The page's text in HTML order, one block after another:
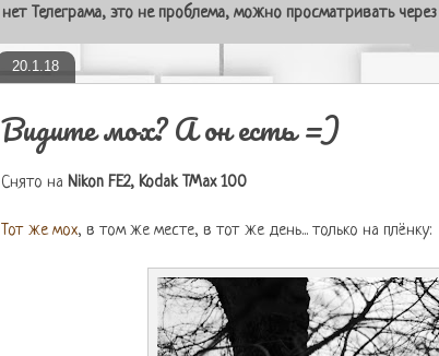
нет Телеграма, это не проблема, можно просматривать через
20.1.18
Видите мох? А он есть =)
Снято на Nikon FE2, Kodak TMax 100
Тот же мох, в том же месте, в тот же день... только на плёнку: